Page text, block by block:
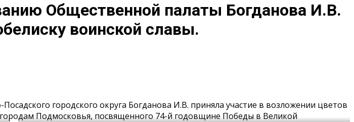
Общественной палаты Богданова И.В.
воинской славы.
городского округа Богданова И.В. приняла участие в возложении цветов
Подмосковья, посвященного 74-й годовщине Победы в Великой